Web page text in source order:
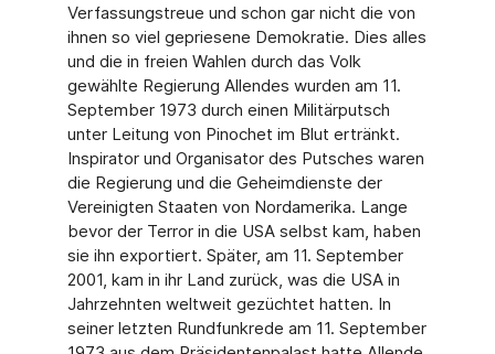
Verfassungstreue und schon gar nicht die von
ihnen so viel gepriesene Demokratie. Dies alles
und die in freien Wahlen durch das Volk
gewählte Regierung Allendes wurden am 11.
September 1973 durch einen Militärputsch
unter Leitung von Pinochet im Blut ertränkt.
Inspirator und Organisator des Putsches waren
die Regierung und die Geheimdienste der
Vereinigten Staaten von Nordamerika. Lange
bevor der Terror in die USA selbst kam, haben
sie ihn exportiert. Später, am 11. September
2001, kam in ihr Land zurück, was die USA in
Jahrzehnten weltweit gezüchtet hatten. In
seiner letzten Rundfunkrede am 11. September